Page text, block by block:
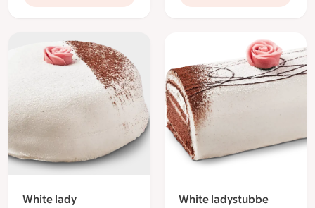
White lady
White ladystubbe